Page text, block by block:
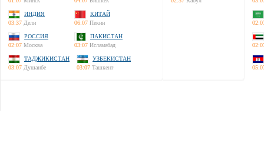
ИНДИЯ
03:37 Дели
КИТАЙ
06:07 Пекин
РОССИЯ
02:07 Москва
ПАКИСТАН
03:07 Исламабад
ТАДЖИКИСТАН
03:07 Душанбе
УЗБЕКИСТАН
03:07 Ташкент